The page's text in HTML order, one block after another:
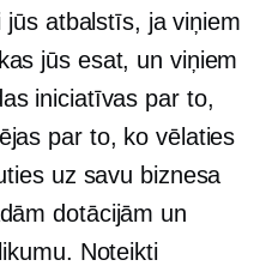
atbalstīs, ja viņiem
jūs esat, un viņiem
iniciatīvas par to,
par to, ko vēlaties
uz savu biznesa
dotācijām un
Noteikti